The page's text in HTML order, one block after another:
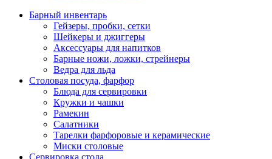
Барный инвентарь
Гейзеры, пробки, сетки
Шейкеры и джиггеры
Аксессуары для напитков
Барные ножи, ложки, стрейнеры
Ведра для льда
Столовая посуда, фарфор
Блюда для сервировки
Кружки и чашки
Рамекин
Салатники
Тарелки фарфоровые и керамические
Миски столовые
Сервировка стола